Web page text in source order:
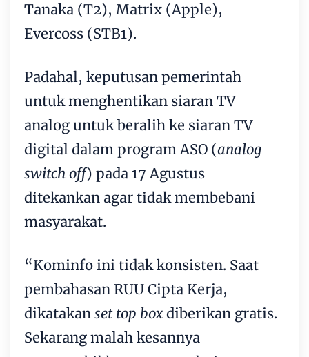
Tanaka (T2), Matrix (Apple),
Evercoss (STB1).
Padahal, keputusan pemerintah
untuk menghentikan siaran TV
analog untuk beralih ke siaran TV
digital dalam program ASO (analog
switch off) pada 17 Agustus
ditekankan agar tidak membebani
masyarakat.
“Kominfo ini tidak konsisten. Saat
pembahasan RUU Cipta Kerja,
dikatakan set top box diberikan gratis.
Sekarang malah kesannya